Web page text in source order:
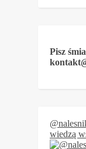
Pisz
wiedzą